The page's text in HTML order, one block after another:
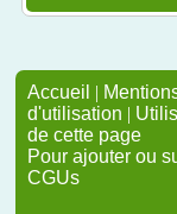
Accueil |
d'utilisation |
de cette page
Pour ajouter ou
CGUs